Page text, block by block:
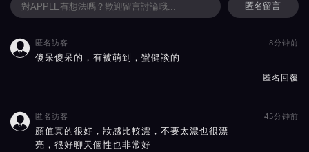
匿名留言
 匿名訪客 8分钟前
傻呆傻呆的，有被萌到，蠻健談的
匿名回覆
 匿名訪客 45分钟前
顏值真的很好，妝感比較濃，不要太濃也很漂
亮，很好聊天個性也非常好